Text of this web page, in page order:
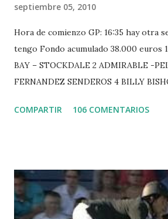
septiembre 05, 2010
Hora de comienzo GP: 16:35 hay otra
tengo Fondo acumulado 38.000 euros
BAY – STOCKDALE 2 ADMIRABLE -
FERNANDEZ SENDEROS 4 BILLY
-EPAILLARD 7 GIG AMAI M
POWER - MILLAR 5 ARMANIE -VOORN
HERO -LEJAUNE 7 MO CHROI -
BREEN 9 JALLA DE GAVIERE -RAMZY
COMPARTIR 106 COMENTARIOS